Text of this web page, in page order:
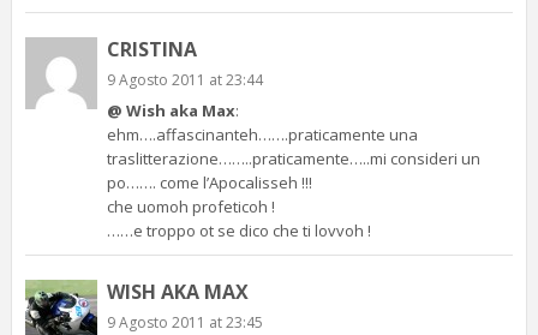
CRISTINA
9 Agosto 2011 at 23:44
@ Wish aka Max:
ehm….affascinanteh…….praticamente una
traslitterazione……..praticamente…..mi consideri un
po……. come l’Apocalisseh !!!
che uomoh profeticoh !
……e troppo ot se dico che ti lovvoh !
WISH AKA MAX
9 Agosto 2011 at 23:45